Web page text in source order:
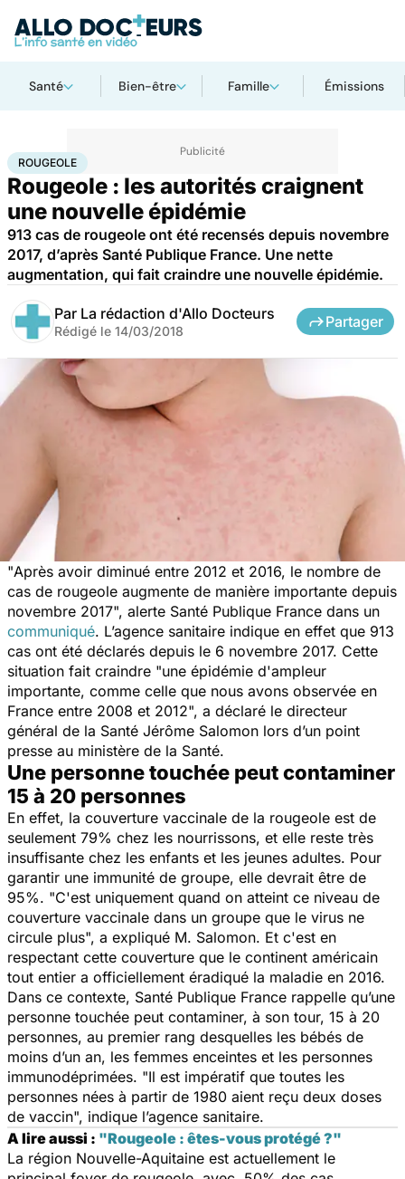
Santé Bien-être Famille Émissions
AccueilSanté Médicaments Rougeole
ROUGEOLE
Rougeole : les autorités craignent
une nouvelle épidémie
913 cas de rougeole ont été recensés depuis novembre
2017, d’après Santé Publique France. Une nette
augmentation, qui fait craindre une nouvelle épidémie.
Par La rédaction d'Allo Docteurs
Rédigé le 14/03/2018
Partager
"Après avoir diminué entre 2012 et 2016, le nombre de
cas de rougeole augmente de manière importante depuis
novembre 2017", alerte Santé Publique France dans un
communiqué. L’agence sanitaire indique en effet que 913
cas ont été déclarés depuis le 6 novembre 2017. Cette
situation fait craindre "une épidémie d'ampleur
importante, comme celle que nous avons observée en
France entre 2008 et 2012", a déclaré le directeur
général de la Santé Jérôme Salomon lors d’un point
presse au ministère de la Santé.
Une personne touchée peut contaminer
15 à 20 personnes
En effet, la couverture vaccinale de la rougeole est de
seulement 79% chez les nourrissons, et elle reste très
insuffisante chez les enfants et les jeunes adultes. Pour
garantir une immunité de groupe, elle devrait être de
95%. "C'est uniquement quand on atteint ce niveau de
couverture vaccinale dans un groupe que le virus ne
circule plus", a expliqué M. Salomon. Et c'est en
respectant cette couverture que le continent américain
tout entier a officiellement éradiqué la maladie en 2016.
Dans ce contexte, Santé Publique France rappelle qu’une
personne touchée peut contaminer, à son tour, 15 à 20
personnes, au premier rang desquelles les bébés de
moins d’un an, les femmes enceintes et les personnes
immunodéprimées. "Il est impératif que toutes les
personnes nées à partir de 1980 aient reçu deux doses
de vaccin", indique l’agence sanitaire.
A lire aussi : "Rougeole : êtes-vous protégé ?"
La région Nouvelle-Aquitaine est actuellement le